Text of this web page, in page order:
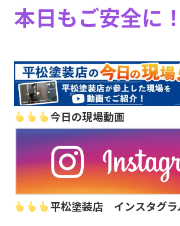
本日もご安全に！
今日の現場動画
平松塗装店 インスタグラ